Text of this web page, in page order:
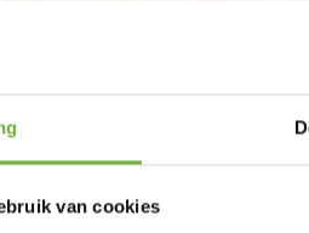
van cookies